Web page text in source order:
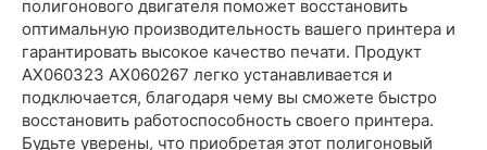
полигонового двигателя поможет восстановить
оптимальную производительность вашего принтера и
гарантировать высокое качество печати. Продукт
AX060323 AX060267 легко устанавливается и
подключается, благодаря чему вы сможете быстро
восстановить работоспособность своего принтера.
Будьте уверены, что приобретая этот полигоновый